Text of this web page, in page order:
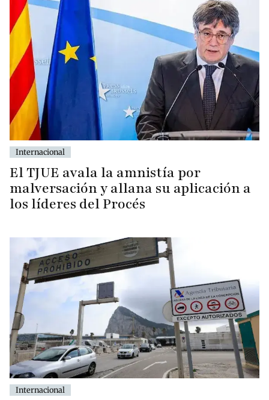
Internacional
El TJUE avala la amnistía por
malversación y allana su aplicación a
los líderes del Procés
Internacional